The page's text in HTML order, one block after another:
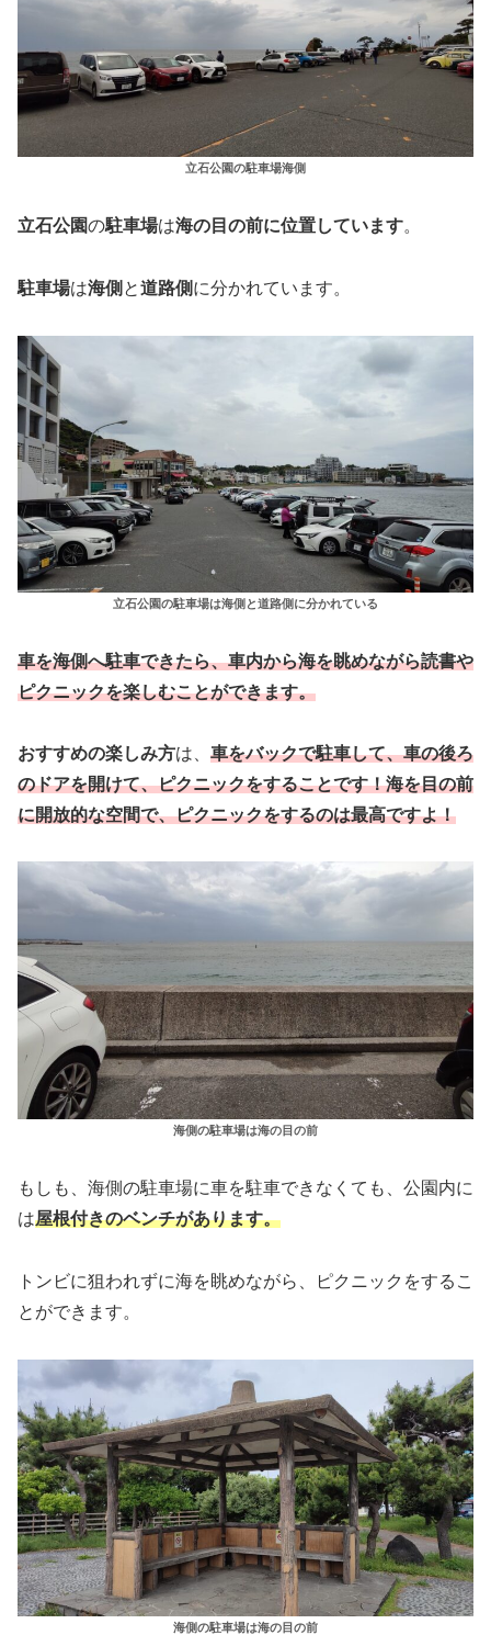
立石公園の駐車場海側
立石公園の駐車場は海の目の前に位置しています。
駐車場は海側 と道路側 に分かれています。
立石公園の駐車場は海側と道路側に分かれている
車を海側へ駐車できたら、車内から海を眺めながら読書や
ピクニックを楽しむことができます。
おすすめの楽しみ方は、 車をバックで駐車して、車の後ろ
のドアを開けて、ピクニックをすることです！海を目の前
に開放的な空間で、ピクニックをするのは最高ですよ！
海側の駐車場は海の目の前
もしも、海側の駐車場に車を駐車できなくても、公園内に
は屋根付きのベンチがあります。
トンビに狙われずに海を眺めながら、ピクニックをするこ
とができます。
海側の駐車場は海の目の前